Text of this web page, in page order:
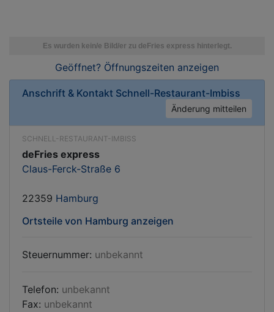
Geöffnet? Öffnungszeiten anzeigen
Anschrift & Kontakt Schnell-Restaurant-Imbiss
Änderung mitteilen
SCHNELL-RESTAURANT-IMBISS
deFries express
Claus-Ferck-Straße 6
22359 Hamburg
Ortsteile von Hamburg anzeigen
Steuernummer: unbekannt
Telefon: unbekannt
Fax: unbekannt